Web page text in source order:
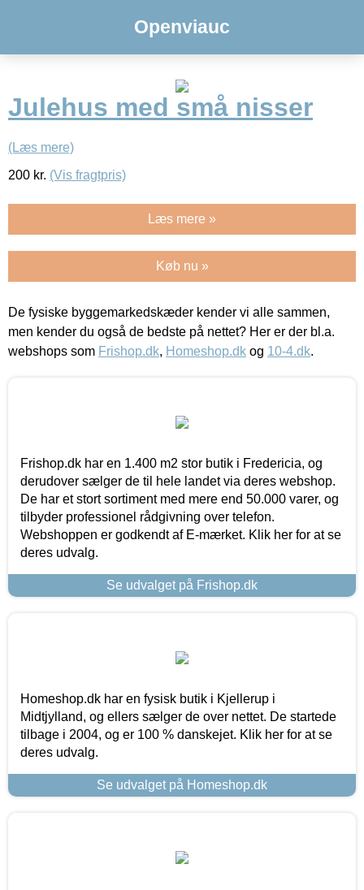
Openviauc
Julehus med små nisser
(Læs mere)
200 kr. (Vis fragtpris)
Læs mere »
Køb nu »
De fysiske byggemarkedskæder kender vi alle sammen,
men kender du også de bedste på nettet? Her er der bl.a.
webshops som Frishop.dk, Homeshop.dk og 10-4.dk.
Frishop.dk har en 1.400 m2 stor butik i Fredericia, og
derudover sælger de til hele landet via deres webshop.
De har et stort sortiment med mere end 50.000 varer, og
tilbyder professionel rådgivning over telefon.
Webshoppen er godkendt af E-mærket. Klik her for at se
deres udvalg.
Se udvalget på Frishop.dk
Homeshop.dk har en fysisk butik i Kjellerup i
Midtjylland, og ellers sælger de over nettet. De startede
tilbage i 2004, og er 100 % danskejet. Klik her for at se
deres udvalg.
Se udvalget på Homeshop.dk